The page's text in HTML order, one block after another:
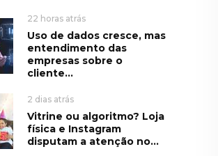
22 horas atrás
Uso de dados cresce, mas
entendimento das
empresas sobre o
cliente...
2 dias atrás
Vitrine ou algoritmo? Loja
física e Instagram
disputam a atenção no...